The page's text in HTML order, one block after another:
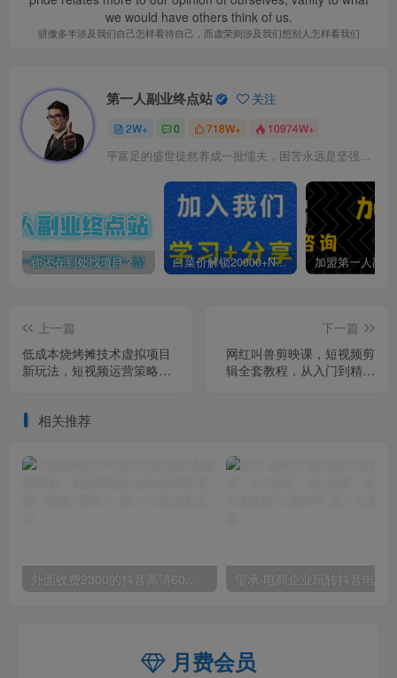
we would have others think of us.
骄傲多半涉及我们自己怎样看待自己，而虚荣则涉及我们想别人怎样看我们
第一人副业终点站 关注
2W+ 0 718W+ 10974W+
平富足的盛世徒然养成一批懦夫，困苦永远是坚强之母
你还在到处找项目？还在当韭菜？我靠卖项目一个月收入5万+，曾经我也是个失败者。 白菜价解锁20000+N个赚钱机会，加入第一人副业终点站会员，全站资源免费学习。
上一篇
低成本烧烤摊技术虚拟项目
新玩法，短视频运营策略分
下一篇
网红叫兽剪映课，短视频剪
辑全套教程，从入门到精通
相关推荐
外面收费2300的抖音高清60帧视频教程，保证你能学会如何制作视频（教程+插件）
月费会员